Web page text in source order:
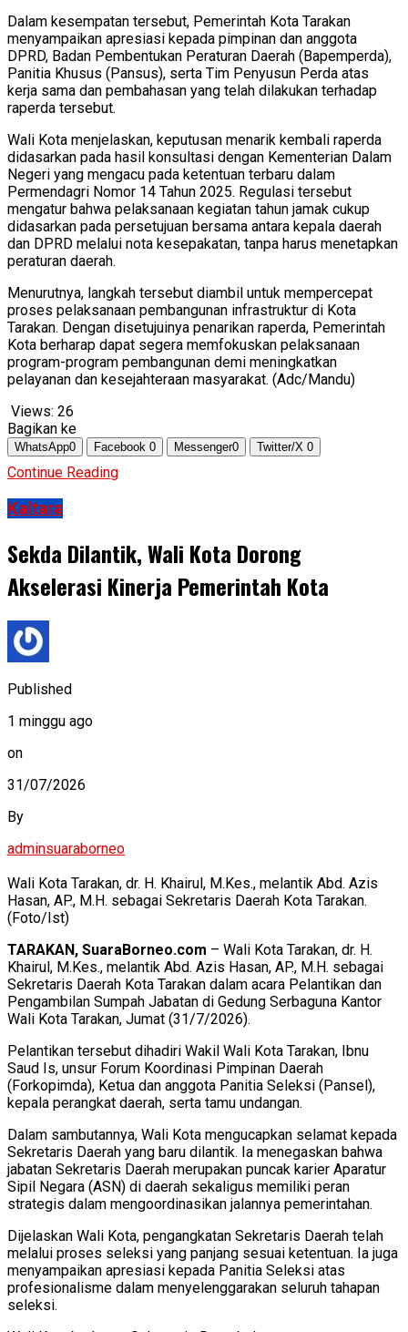
Dalam kesempatan tersebut, Pemerintah Kota Tarakan
menyampaikan apresiasi kepada pimpinan dan anggota
DPRD, Badan Pembentukan Peraturan Daerah (Bapemperda),
Panitia Khusus (Pansus), serta Tim Penyusun Perda atas
kerja sama dan pembahasan yang telah dilakukan terhadap
raperda tersebut.
Wali Kota menjelaskan, keputusan menarik kembali raperda
didasarkan pada hasil konsultasi dengan Kementerian Dalam
Negeri yang mengacu pada ketentuan terbaru dalam
Permendagri Nomor 14 Tahun 2025. Regulasi tersebut
mengatur bahwa pelaksanaan kegiatan tahun jamak cukup
didasarkan pada persetujuan bersama antara kepala daerah
dan DPRD melalui nota kesepakatan, tanpa harus menetapkan
peraturan daerah.
Menurutnya, langkah tersebut diambil untuk mempercepat
proses pelaksanaan pembangunan infrastruktur di Kota
Tarakan. Dengan disetujuinya penarikan raperda, Pemerintah
Kota berharap dapat segera memfokuskan pelaksanaan
program-program pembangunan demi meningkatkan
pelayanan dan kesejahteraan masyarakat. (Adc/Mandu)
Views: 26
Bagikan ke
WhatsApp0 Facebook 0 Messenger0 Twitter/X 0
Continue Reading
Kaltara
Sekda Dilantik, Wali Kota Dorong
Akselerasi Kinerja Pemerintah Kota
Published
1 minggu ago
on
31/07/2026
By
adminsuaraborneo
Wali Kota Tarakan, dr. H. Khairul, M.Kes., melantik Abd. Azis
Hasan, AP., M.H. sebagai Sekretaris Daerah Kota Tarakan.
(Foto/Ist)
TARAKAN, SuaraBorneo.com – Wali Kota Tarakan, dr. H.
Khairul, M.Kes., melantik Abd. Azis Hasan, AP., M.H. sebagai
Sekretaris Daerah Kota Tarakan dalam acara Pelantikan dan
Pengambilan Sumpah Jabatan di Gedung Serbaguna Kantor
Wali Kota Tarakan, Jumat (31/7/2026).
Pelantikan tersebut dihadiri Wakil Wali Kota Tarakan, Ibnu
Saud Is, unsur Forum Koordinasi Pimpinan Daerah
(Forkopimda), Ketua dan anggota Panitia Seleksi (Pansel),
kepala perangkat daerah, serta tamu undangan.
Dalam sambutannya, Wali Kota mengucapkan selamat kepada
Sekretaris Daerah yang baru dilantik. Ia menegaskan bahwa
jabatan Sekretaris Daerah merupakan puncak karier Aparatur
Sipil Negara (ASN) di daerah sekaligus memiliki peran
strategis dalam mengoordinasikan jalannya pemerintahan.
Dijelaskan Wali Kota, pengangkatan Sekretaris Daerah telah
melalui proses seleksi yang panjang sesuai ketentuan. Ia juga
menyampaikan apresiasi kepada Panitia Seleksi atas
profesionalisme dalam menyelenggarakan seluruh tahapan
seleksi.